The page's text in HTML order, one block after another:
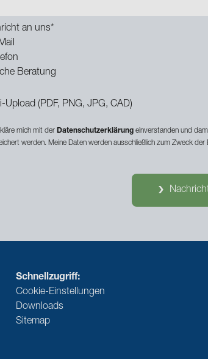
an uns*
Beratung
Upload (PDF, PNG, JPG, CAD)
mich mit der Datenschutzerklärung einverstanden und
werden. Meine Daten werden ausschließlich zum Zweck
Schnellzugriff:
Cookie-Einstellungen
Downloads
Sitemap